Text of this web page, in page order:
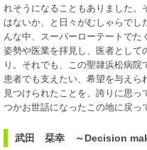
れそうになることもありました。
はないか、と日々がむしゃらでし
んな中、スーパーローテートで
姿勢や医業を拝見し、医者として
り。それでも、この聖隷浜松病
患者でも支えたい、希望を与えら
見つけられたことを、誇りに思
つかお世話になったこの地に戻っ
武田 栞幸 ～Decision